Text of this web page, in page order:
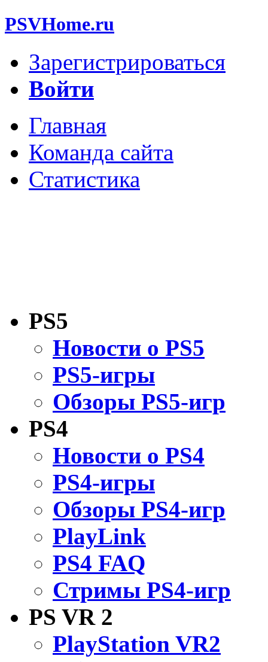
PSVHome.ru
Зарегистрироваться
Войти
Главная
Команда сайта
Статистика
PS5
Новости о PS5
PS5-игры
Обзоры PS5-игр
PS4
Новости о PS4
PS4-игры
Обзоры PS4-игр
PlayLink
PS4 FAQ
Стримы PS4-игр
PS VR 2
PlayStation VR2